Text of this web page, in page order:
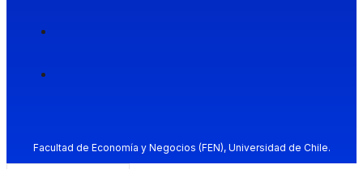
Facultad de Economía y Negocios (FEN), Universidad de Chile.